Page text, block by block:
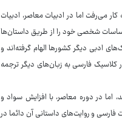
می‌رفت اما در ادبیات معاصر، ادبیات
شخصی خود را از طریق داستان‌ها
ادبی دیگر کشورها الهام گرفته‌اند و
کلاسیک فارسی به زبان‌های دیگر ترجمه
اما در دوره معاصر، با افزایش سواد و
فارسی و روایت‌های داستانی آن دائما در